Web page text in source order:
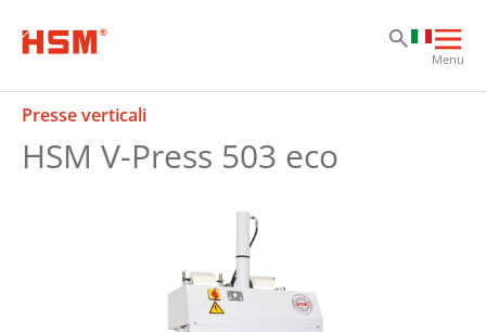
Apri
la
Menu
Presse verticali
HSM V-Press 503 eco